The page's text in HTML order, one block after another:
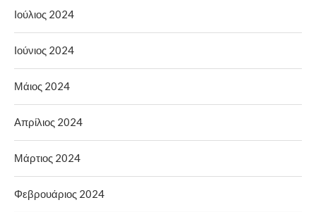
Ιούλιος 2024
Ιούνιος 2024
Μάιος 2024
Απρίλιος 2024
Μάρτιος 2024
Φεβρουάριος 2024